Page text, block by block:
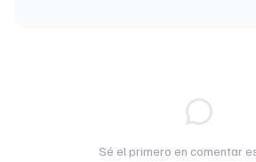
Sé el primero en comentar